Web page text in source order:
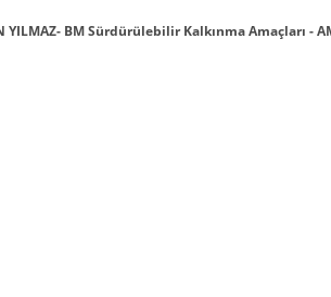
YILMAZ- BM Sürdürülebilir Kalkınma Amaçları -